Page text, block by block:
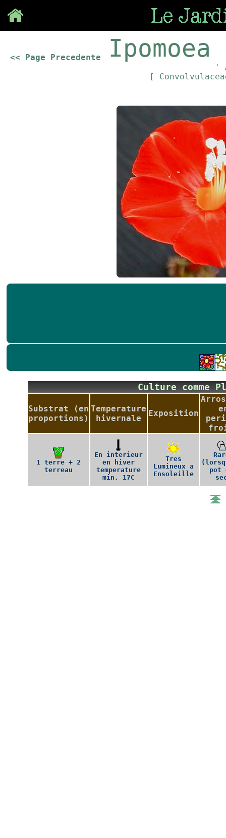
<< Page Precedente
'
[
Culture
Substrat (en
proportions)
Temperature
hivernale
Exposition
1 terre + 2
terreau
En interieur
en hiver
temperature
min. 17C
Tres
Lumineux a
Ensoleille
pot